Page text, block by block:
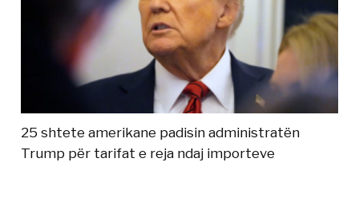
25 shtete amerikane padisin administratën
Trump për tarifat e reja ndaj importeve